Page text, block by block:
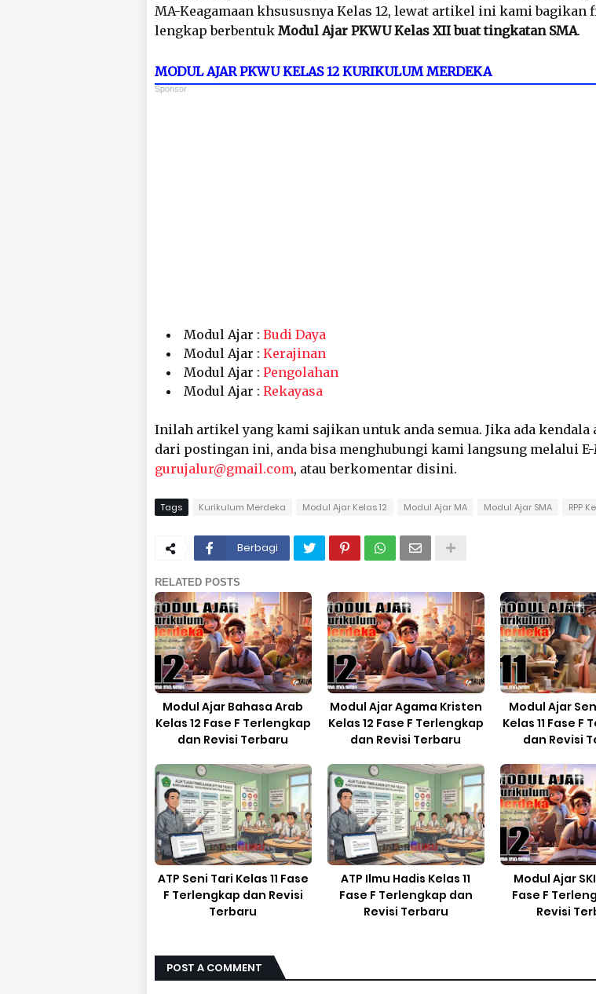
MA-Keagamaan khsususnya Kelas 12, lewat artikel ini kami bagikan
lengkap berbentuk Modul Ajar PKWU Kelas XII buat tingkatan SMA.
MODUL AJAR PKWU KELAS 12 KURIKULUM MERDEKA
Sponsor
Modul Ajar : Budi Daya
Modul Ajar : Kerajinan
Modul Ajar : Pengolahan
Modul Ajar : Rekayasa
Inilah artikel yang kami sajikan untuk anda semua. Jika ada kendala
dari postingan ini, anda bisa menghubungi kami langsung melalui
gurujalur@gmail.com, atau berkomentar disini.
Tags Kurikulum Merdeka Modul Ajar Kelas 12 Modul Ajar MA Modul Ajar SMA RPP
Berbagi
RELATED POSTS
Modul Ajar Bahasa Arab
Kelas 12 Fase F Terlengkap
dan Revisi Terbaru
Modul Ajar Agama Kristen
Kelas 12 Fase F Terlengkap
dan Revisi Terbaru
Modul Ajar
Kelas 11 Fase F
dan Revisi
ATP Seni Tari Kelas 11 Fase
F Terlengkap dan Revisi
Terbaru
ATP Ilmu Hadis Kelas 11
Fase F Terlengkap dan
Revisi Terbaru
Modul Ajar
Fase F
Revisi
POST A COMMENT